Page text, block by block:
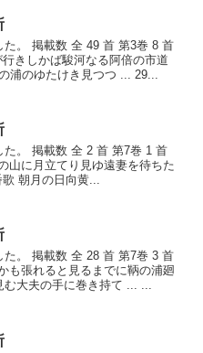
。 掲載数 全 49 首 第3巻 8 首
きしかば駿河なる阿倍の市道
浦のゆたけき見つつ ... 29...
。 掲載数 全 2 首 第7巻 1 首
山に月立てり見ゆ遠妻を待ちた
朝月の日向黄...
。 掲載数 全 28 首 第7巻 3 首
も張れると見るまでに鞆の浦廻
む大夫の手に巻き持て ... ...